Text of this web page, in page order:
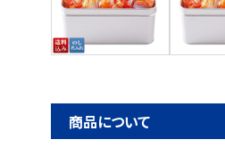
ご利用ガイド
プライバシーポリシー
商品について